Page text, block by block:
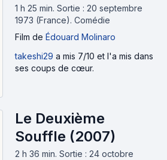
1 h 25 min. Sortie : 20 septembre
1973 (France). Comédie
Film de Édouard Molinaro
takeshi29 a mis 7/10 et l'a mis dans
ses coups de cœur.
Le Deuxième
Souffle (2007)
2 h 36 min. Sortie : 24 octobre